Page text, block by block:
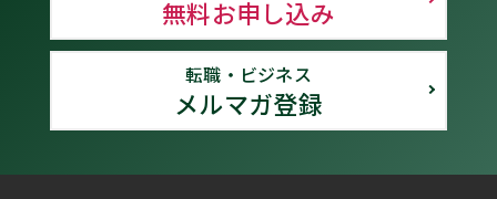
無料お申し込み
転職・ビジネス
メルマガ登録